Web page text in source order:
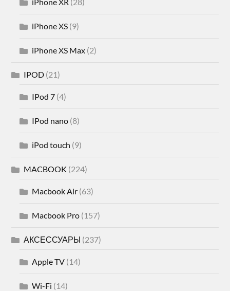
iPhone XS (9)
iPhone XS Max (2)
IPOD (21)
IPod 7 (4)
IPod nano (8)
iPod touch (9)
MACBOOK (224)
Macbook Air (63)
Macbook Pro (157)
АКСЕССУАРЫ (237)
Apple TV (14)
Wi-Fi (14)